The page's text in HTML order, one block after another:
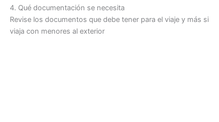
4. Qué documentación se necesita
Revise los documentos que debe tener para el viaje y más si
viaja con menores al exterior